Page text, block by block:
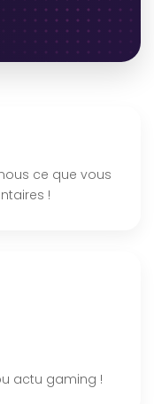
ce que vous
!
actu gaming !